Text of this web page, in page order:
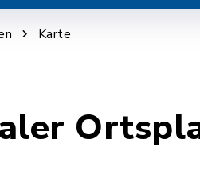
Karte